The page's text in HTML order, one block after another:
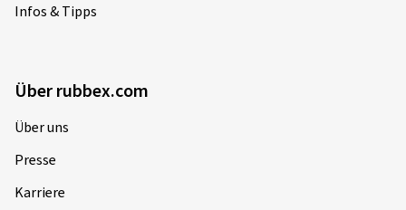
Infos & Tipps
Über rubbex.com
Über uns
Presse
Karriere